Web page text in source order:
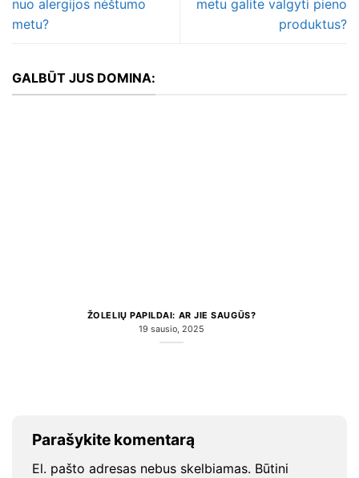
nuo alergijos nėštumo
metu?
metu galite valgyti pieno
produktus?
GALBŪT JUS DOMINA:
ŽOLELIŲ PAPILDAI: AR JIE SAUGŪS?
19 sausio, 2025
Parašykite komentarą
El. pašto adresas nebus skelbiamas. Būtini